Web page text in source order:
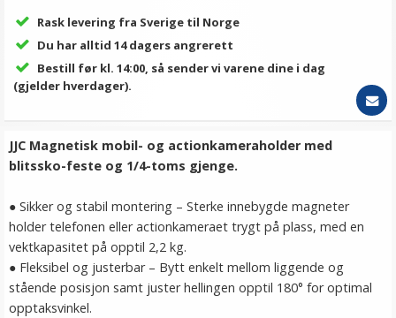
Rask levering fra Sverige til Norge
Du har alltid 14 dagers angrerett
Bestill før kl. 14:00, så sender vi varene dine i dag
(gjelder hverdager).
JJC Magnetisk mobil- og actionkameraholder med
blitssko-feste og 1/4-toms gjenge.
● Sikker og stabil montering – Sterke innebygde magneter
holder telefonen eller actionkameraet trygt på plass, med en
vektkapasitet på opptil 2,2 kg.
● Fleksibel og justerbar – Bytt enkelt mellom liggende og
stående posisjon samt juster hellingen opptil 180° for optimal
opptaksvinkel.